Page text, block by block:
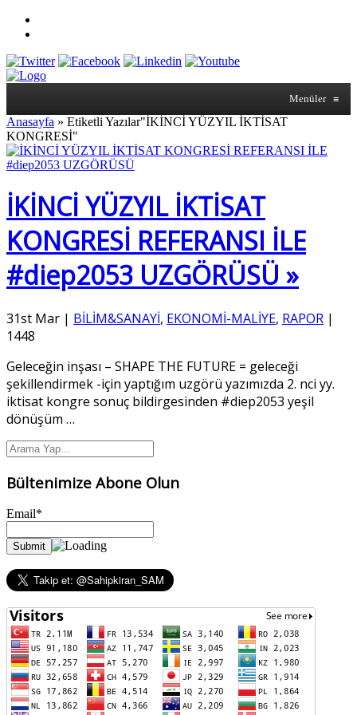
Menüler ≡
Anasayfa » Etiketli Yazılar"İKİNCİ YÜZYIL İKTİSAT
KONGRESİ"
İKİNCİ YÜZYIL İKTİSAT
KONGRESİ REFERANSI İLE
#diep2053 UZGÖRÜSÜ »
31st Mar | BİLİM&SANAYİ, EKONOMİ-MALİYE, RAPOR |
1448
Geleceğin inşası – SHAPE THE FUTURE = geleceği
şekillendirmek -için yaptığım uzgörü yazımızda 2. nci yy.
iktisat kongre sonuç bildirgesinden #diep2053 yeşil
dönüşüm …
Bültenimize Abone Olun
Email*